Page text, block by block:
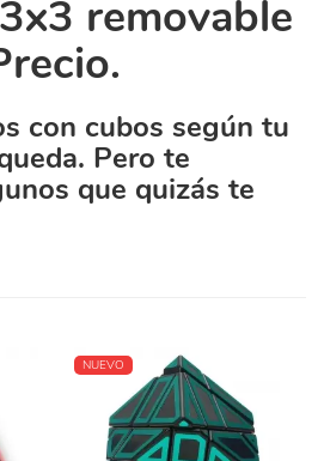
removable
con cubos según tu
Pero te
que quizás te
NUEVO